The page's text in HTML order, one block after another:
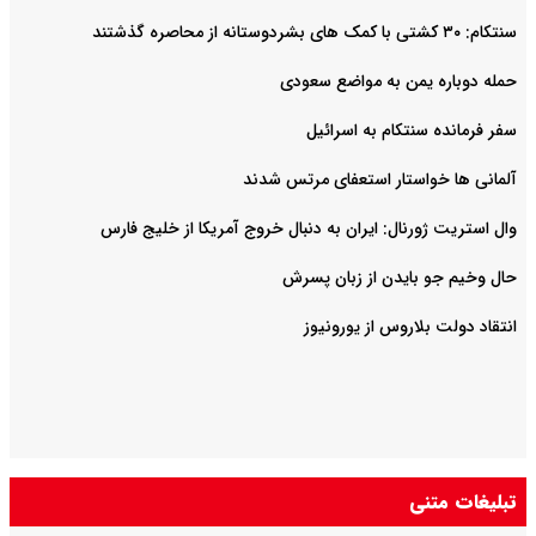
سنتکام: ۳۰ کشتی با کمک های بشردوستانه از محاصره گذشتند
حمله دوباره یمن به مواضع سعودی
سفر فرمانده سنتکام به اسرائیل
آلمانی ها خواستار استعفای مرتس شدند
وال استریت ژورنال: ایران به دنبال خروج آمریکا از خلیج فارس
حال وخیم جو بایدن از زبان پسرش
انتقاد دولت بلاروس از یورونیوز
تبلیغات متنی